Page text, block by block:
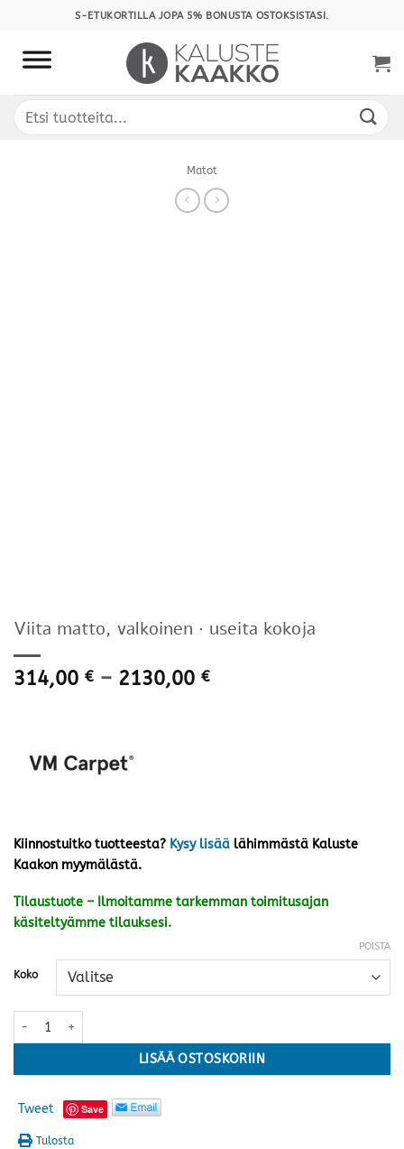
content
S-ETUKORTILLA JOPA 5% BONUSTA OSTOKSISTASI.
Etsi:
Matot
Viita matto, valkoinen · useita kokoja
314,00 € – 2130,00 €Hintaluokka:
Kiinnostuitko tuotteesta? Kysy lisää lähimmästä Kaluste
Kaakon myymälästä.
Tilaustuote – Ilmoitamme tarkemman toimitusajan
käsiteltyämme tilauksesi.
Koko
POISTA
Viita matto, valkoinen · useita kokoja määrä
LISÄÄ OSTOSKORIIN
Tweet Save
Tulosta